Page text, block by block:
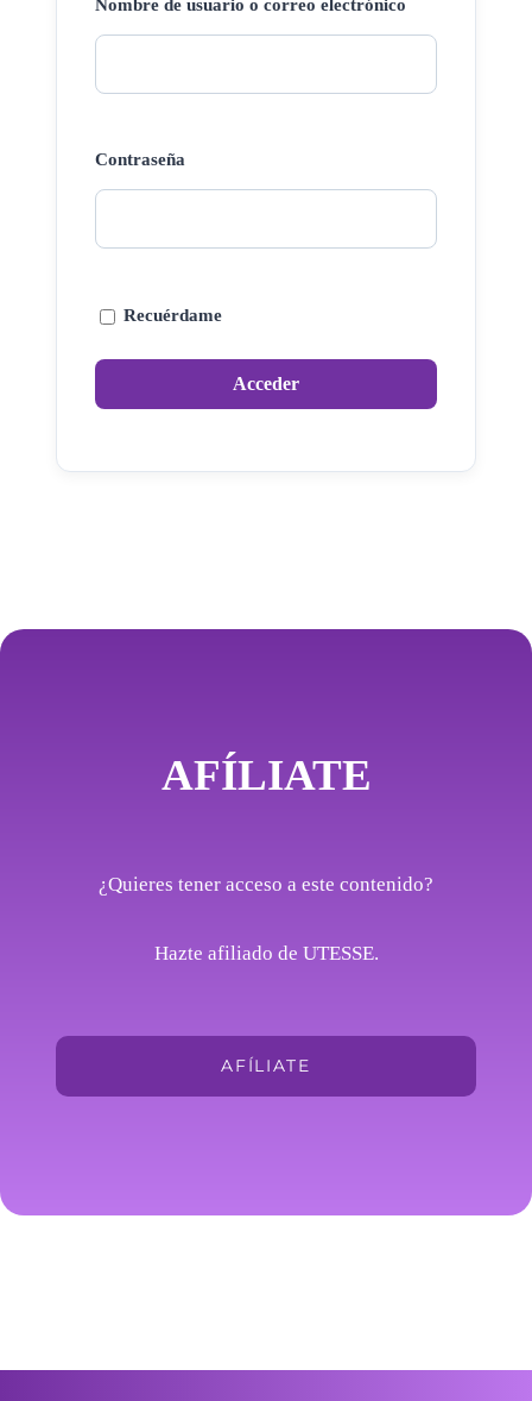
Nombre de usuario o correo electrónico
Contraseña
Recuérdame
AFÍLIATE
¿Quieres tener acceso a este contenido?
Hazte afiliado de UTESSE.
AFÍLIATE